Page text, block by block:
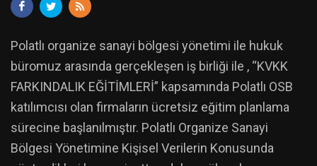
Polatlı organize sanayi bölgesi yönetimi ile hukuk
büromuz arasında gerçekleşen iş birliği ile , “KVKK
FARKINDALIK EĞİTİMLERİ” kapsamında Polatlı OSB
katılımcısı olan firmaların ücretsiz eğitim planlama
sürecine başlanılmıştır. Polatlı Organize Sanayi
Bölgesi Yönetimine Kişisel Verilerin Konusunda